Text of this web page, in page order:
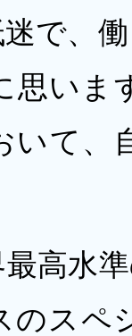
で、
思いま
いて、
高水
のスペ